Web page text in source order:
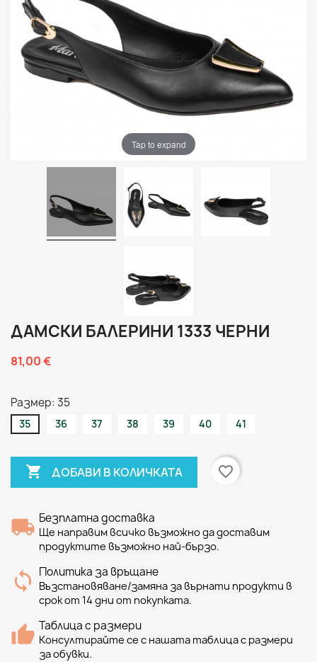
Tap to expand
ДАМСКИ БАЛЕРИНИ 1333 ЧЕРНИ
81,00 €
Размер: 35
35 36 37 38 39 40 41
 ДОБАВИ В КОЛИЧКАТА favorite_border
Безплатна доставка
Ще направим всичко възможно да доставим
продуктите възможно най-бързо.
Политика за връщане
Възстановяване/замяна за върнати продукти в
срок от 14 дни от покупката.
Таблица с размери
Консултирайте се с нашата таблица с размери
за обувки.